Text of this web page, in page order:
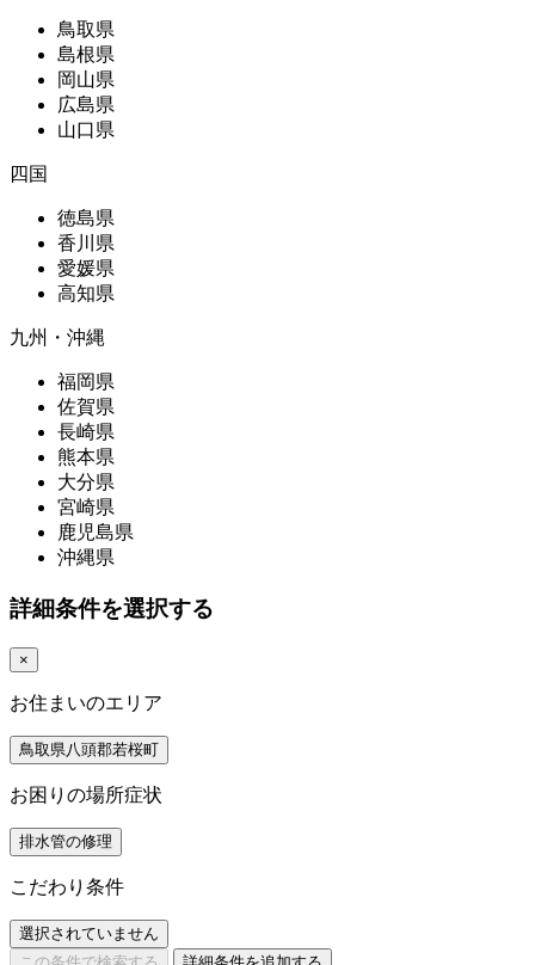
鳥取県
島根県
岡山県
広島県
山口県
四国
徳島県
香川県
愛媛県
高知県
九州・沖縄
福岡県
佐賀県
長崎県
熊本県
大分県
宮崎県
鹿児島県
沖縄県
詳細条件を選択する
×
お住まいのエリア
鳥取県八頭郡若桜町
お困りの場所症状
排水管の修理
こだわり条件
選択されていません